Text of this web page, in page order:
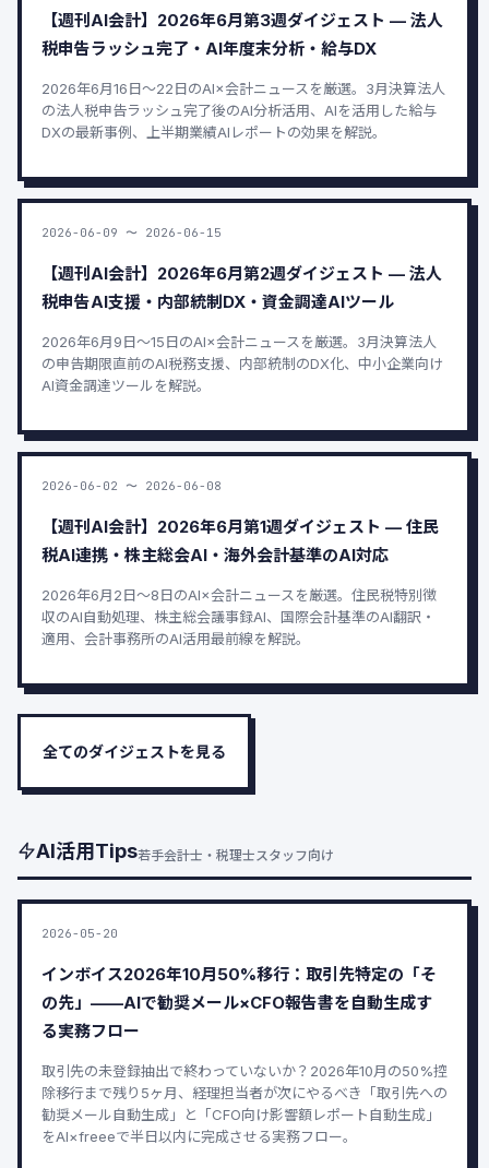
【週刊AI会計】2026年6月第3週ダイジェスト — 法人
税申告ラッシュ完了・AI年度末分析・給与DX
2026年6月16日〜22日のAI×会計ニュースを厳選。3月決算法人
の法人税申告ラッシュ完了後のAI分析活用、AIを活用した給与
DXの最新事例、上半期業績AIレポートの効果を解説。
2026-06-09 〜 2026-06-15
【週刊AI会計】2026年6月第2週ダイジェスト — 法人
税申告AI支援・内部統制DX・資金調達AIツール
2026年6月9日〜15日のAI×会計ニュースを厳選。3月決算法人
の申告期限直前のAI税務支援、内部統制のDX化、中小企業向け
AI資金調達ツールを解説。
2026-06-02 〜 2026-06-08
【週刊AI会計】2026年6月第1週ダイジェスト — 住民
税AI連携・株主総会AI・海外会計基準のAI対応
2026年6月2日〜8日のAI×会計ニュースを厳選。住民税特別徴
収のAI自動処理、株主総会議事録AI、国際会計基準のAI翻訳・
適用、会計事務所のAI活用最前線を解説。
全てのダイジェストを見る
AI活用Tips若手会計士・税理士スタッフ向け
2026-05-20
インボイス2026年10月50%移行：取引先特定の「そ
の先」——AIで勧奨メール×CFO報告書を自動生成す
る実務フロー
取引先の未登録抽出で終わっていないか？2026年10月の50%控
除移行まで残り5ヶ月、経理担当者が次にやるべき「取引先への
勧奨メール自動生成」と「CFO向け影響額レポート自動生成」
をAI×freeeで半日以内に完成させる実務フロー。